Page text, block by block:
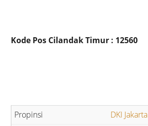
Kode Pos Cilandak Timur : 12560
DKI Jakarta